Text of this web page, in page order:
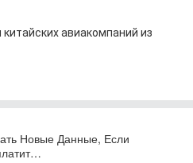
авиакомпаний из
Новые Данные, Если